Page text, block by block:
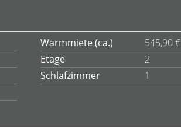
Warmmiete (ca.)
545,90 €
Etage
2
Schlafzimmer
1